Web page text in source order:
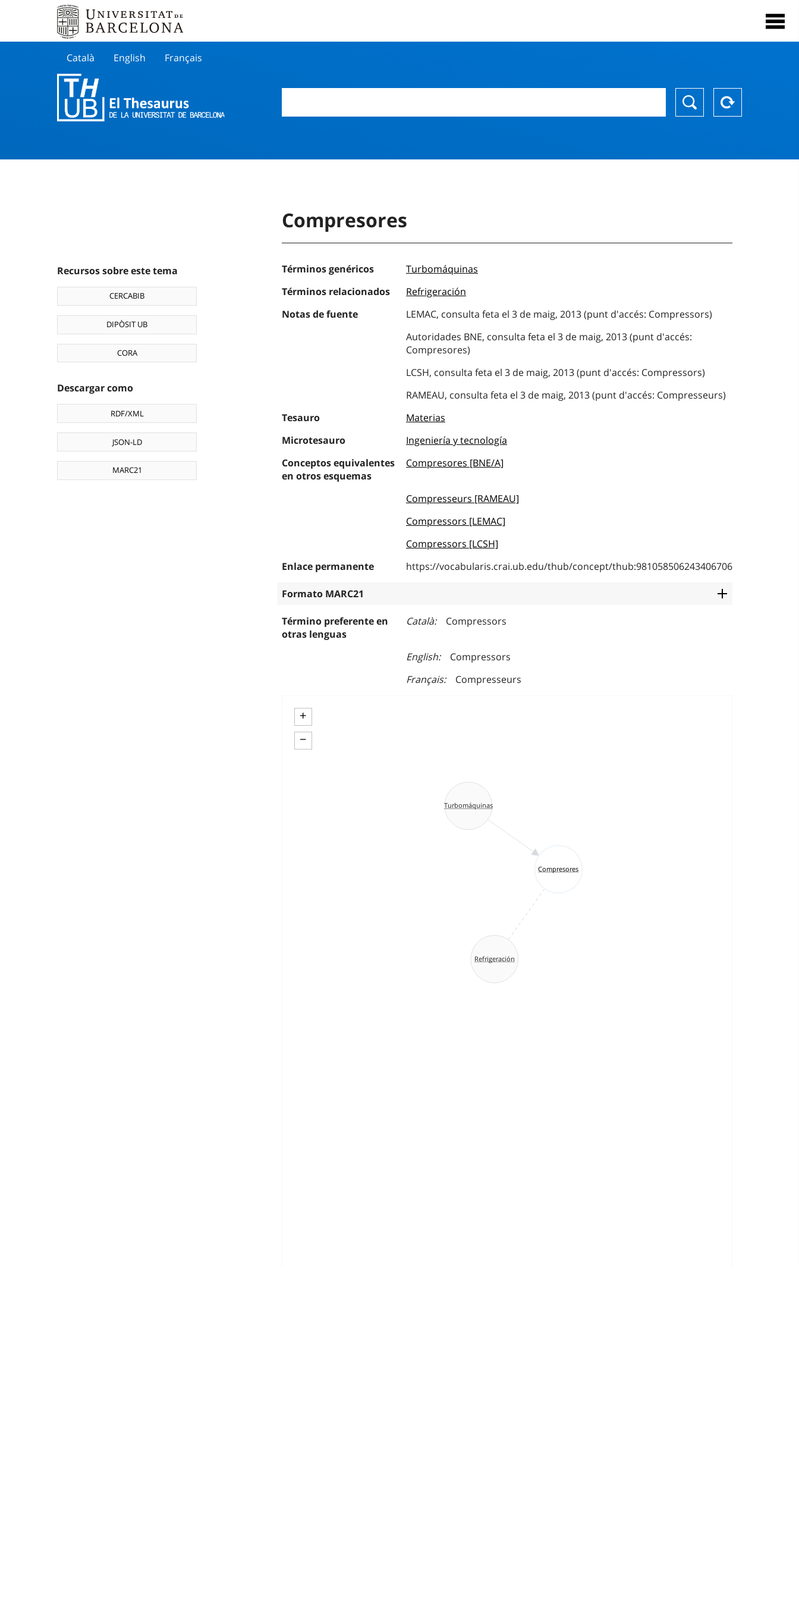
Català English Français
Recursos sobre este tema
CERCABIB
DIPÒSIT UB
CORA
Descargar como
RDF/XML
JSON-LD
MARC21
Compresores
Términos genéricos
Turbomáquinas
Términos relacionados
Refrigeración
Notas de fuente
LEMAC, consulta feta el 3 de maig, 2013 (punt d'accés: Compressors)
Autoridades BNE, consulta feta el 3 de maig, 2013 (punt d'accés:
Compresores)
LCSH, consulta feta el 3 de maig, 2013 (punt d'accés: Compressors)
RAMEAU, consulta feta el 3 de maig, 2013 (punt d'accés: Compresseurs)
Tesauro
Materias
Microtesauro
Ingeniería y tecnología
Conceptos equivalentes
en otros esquemas
Compresores [BNE/A]
Compresseurs [RAMEAU]
Compressors [LEMAC]
Compressors [LCSH]
Enlace permanente
https://vocabularis.crai.ub.edu/thub/concept/thub:981058506243406706
Formato MARC21
Término preferente en
otras lenguas
Català Compressors
English
Compressors
Français
Compresseurs
+
−
Compresores
Refrigeración
Turbomáquinas